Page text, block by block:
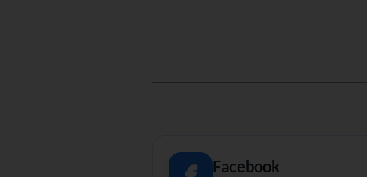
Facebook